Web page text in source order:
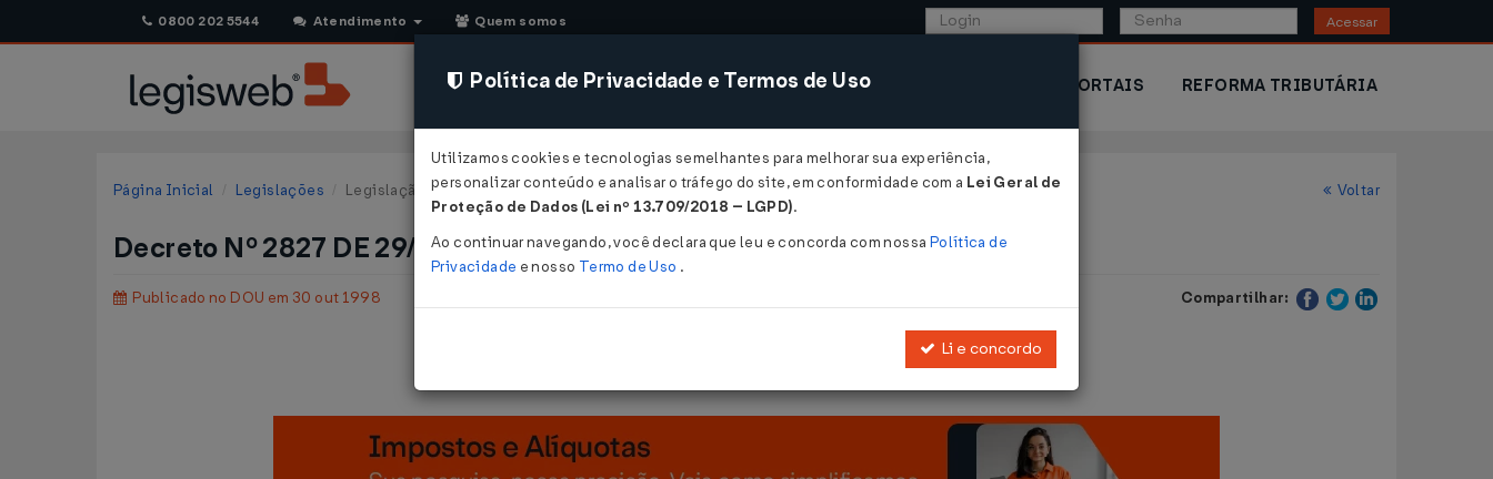
0800 202 5544 Atendimento Quem somos Acessar
CONSULTORIA SISTEMAS COMÉRCIO EXTERIOR PORTAIS REFORMA TRIBUTÁRIA
Página Inicial Legislações Legislação Federal Voltar
Decreto Nº 2827 DE 29/10/1998
Publicado no DOU em 30 out 1998 Compartilhar:
Decreto nº 1.858, de 10 de abril de 1996
Política de Privacidade e Termos de Uso
Utilizamos cookies e tecnologias semelhantes para melhorar sua experiência,
personalizar conteúdo e analisar o tráfego do site, em conformidade com a Lei Geral de
Proteção de Dados (Lei nº 13.709/2018 – LGPD).
Ao continuar navegando, você declara que leu e concorda com nossa Política de
Privacidade e nosso Termo de Uso .
Li e concordo